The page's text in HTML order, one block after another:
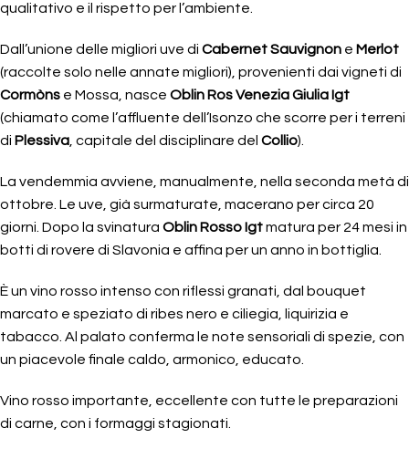
qualitativo e il rispetto per l’ambiente.
Dall’unione delle migliori uve di Cabernet Sauvignon e Merlot
(raccolte solo nelle annate migliori), provenienti dai vigneti di
Cormòns e Mossa, nasce Oblin Ros Venezia Giulia Igt
(chiamato come l’affluente dell’Isonzo che scorre per i terreni
di Plessiva , capitale del disciplinare del Collio).
La vendemmia avviene, manualmente, nella seconda metà di
ottobre. Le uve, già surmaturate, macerano per circa 20
giorni. Dopo la svinatura Oblin Rosso Igtmatura per 24 mesi in
botti di rovere di Slavonia e affina per un anno in bottiglia.
È un vino rosso intenso con riflessi granati, dal bouquet
marcato e speziato di ribes nero e ciliegia, liquirizia e
tabacco. Al palato conferma le note sensoriali di spezie, con
un piacevole finale caldo, armonico, educato.
Vino rosso importante, eccellente con tutte le preparazioni
di carne, con i formaggi stagionati.